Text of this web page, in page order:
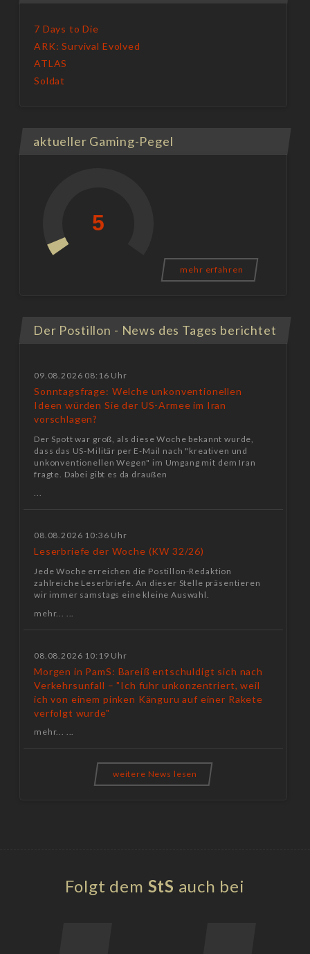
7 Days to Die
ARK: Survival Evolved
ATLAS
Soldat
aktueller Gaming-Pegel
mehr erfahren
Der Postillon - News des Tages berichtet
09.08.2026 08:16 Uhr
Sonntagsfrage: Welche unkonventionellen
Ideen würden Sie der US-Armee im Iran
vorschlagen?
Der Spott war groß, als diese Woche bekannt wurde,
dass das US-Militär per E-Mail nach "kreativen und
unkonventionellen Wegen" im Umgang mit dem Iran
fragte. Dabei gibt es da draußen
08.08.2026 10:36 Uhr
Leserbriefe der Woche (KW 32/26)
Jede Woche erreichen die Postillon-Redaktion
zahlreiche Leserbriefe. An dieser Stelle präsentieren
wir immer samstags eine kleine Auswahl.
mehr... ...
08.08.2026 10:19 Uhr
Morgen in PamS: Bareiß entschuldigt sich nach
Verkehrsunfall – "Ich fuhr unkonzentriert, weil
ich von einem pinken Känguru auf einer Rakete
verfolgt wurde"
mehr... ...
weitere News lesen
Folgt dem StS auch bei